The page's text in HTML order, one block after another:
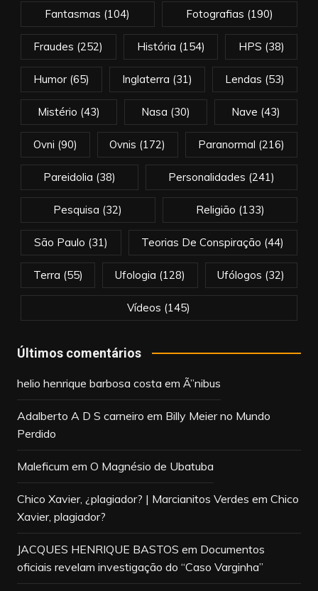
Fantasmas (104) Fotografias (190)
Fraudes (252) História (154) HPS (38)
Humor(65) Inglaterra (31) Lendas (53)
Mistério (43) Nasa (30) Nave (43)
Ovni (90) Ovnis (172) Paranormal (216)
Pareidolia (38) Personalidades (241)
Pesquisa (32) Religião (133)
São Paulo (31) Teorias De Conspiração (44)
Terra (55) Ufologia (128) Ufólogos (32)
Vídeos (145)
Últimos comentários
helio henrique barbosa costa em Ã”nibus
Adalberto A D S carneiro em Billy Meier no Mundo
Perdido
Maleficum em O Magnésio de Ubatuba
Chico Xavier, ¿plagiador? | Marcianitos Verdes em Chico
Xavier, plagiador?
JACQUES HENRIQUE BASTOS em Documentos
oficiais revelam investigação do “Caso Varginha”